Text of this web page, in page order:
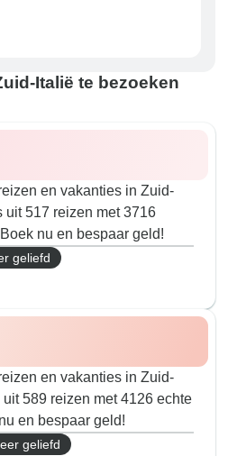
Italië te bezoeken
en vakanties in Zuid-
uit 517 reizen met 3716
nu en bespaar geld!
geliefd
en vakanties in Zuid-
uit 589 reizen met 4126 echte
en bespaar geld!
geliefd